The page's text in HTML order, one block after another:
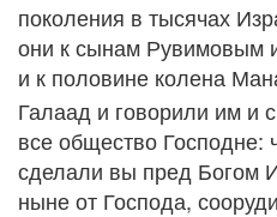
поколения в тысячах
они к сынам Рувимовым
и к половине колена
Галаад и говорили им и
все общество Господне:
сделали вы пред Богом
ныне от Господа,